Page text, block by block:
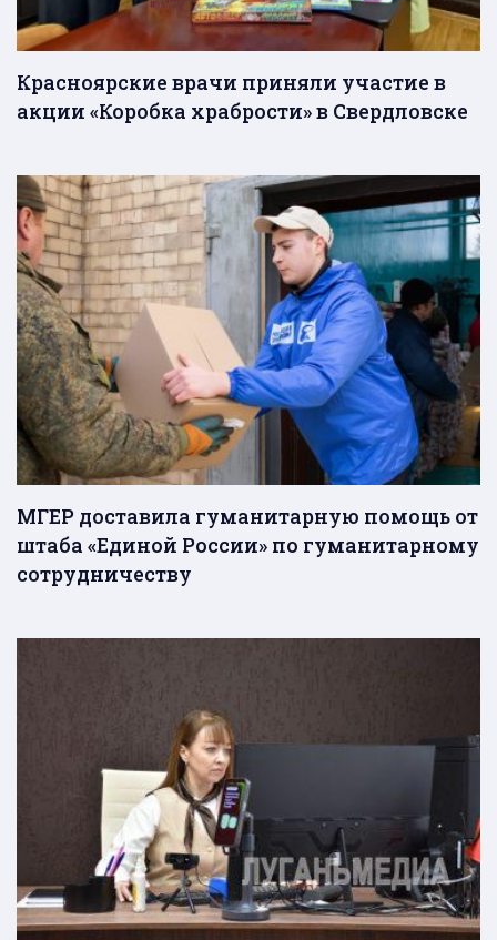
Красноярские врачи приняли участие в
акции «Коробка храбрости» в Свердловске
МГЕР доставила гуманитарную помощь от
штаба «Единой России» по гуманитарному
сотрудничеству